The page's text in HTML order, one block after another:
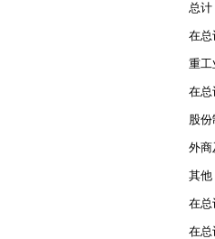
总计
在总
重工
在总
股
外商
其他
在总
在总